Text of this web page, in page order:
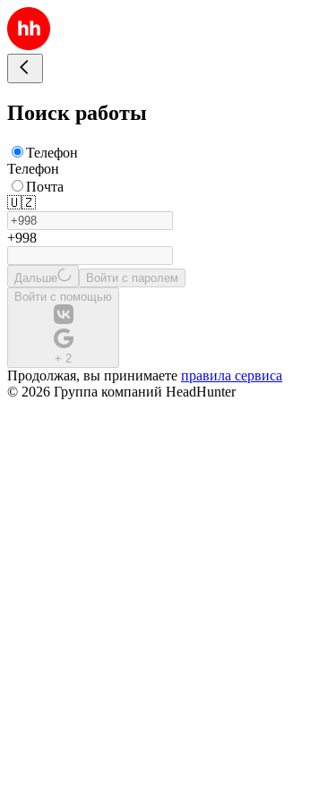
Поиск работы
Телефон
Телефон
Почта
🇺🇿
+998
Дальше
Войти с паролем
Войти с помощью
+ 2
Продолжая, вы принимаете правила сервиса
© 2026 Группа компаний HeadHunter